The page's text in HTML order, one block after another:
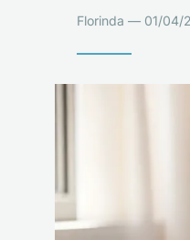
Florinda — 01/04/